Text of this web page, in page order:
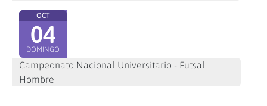
OCT
04
DOMINGO
Campeonato Nacional Universitario - Futsal
Hombre